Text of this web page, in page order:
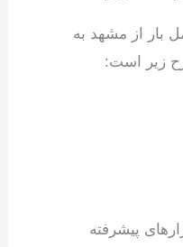
بار از مشهد به
زیر است:
پیشرفته